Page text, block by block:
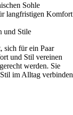
Sohle
langfristigen Komfort
und Stile
sich für ein Paar
und Stil vereinen
werden. Sie
im Alltag verbinden